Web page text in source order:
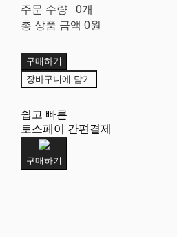
주문 수량 0개
총 상품 금액 0원
구매하기
장바구니에 담기
쉽고 빠른
토스페이 간편결제
구매하기